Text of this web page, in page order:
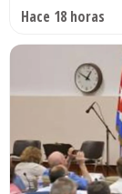
Hace 18 horas